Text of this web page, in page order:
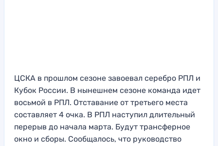
ЦСКА в прошлом сезоне завоевал серебро РПЛ и
Кубок России. В нынешнем сезоне команда идет
восьмой в РПЛ. Отставание от третьего места
составляет 4 очка. В РПЛ наступил длительный
перерыв до начала марта. Будут трансферное
окно и сборы. Сообщалось, что руководство